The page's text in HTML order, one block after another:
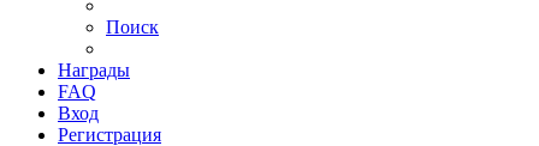
Поиск
Награды
FAQ
Вход
Регистрация